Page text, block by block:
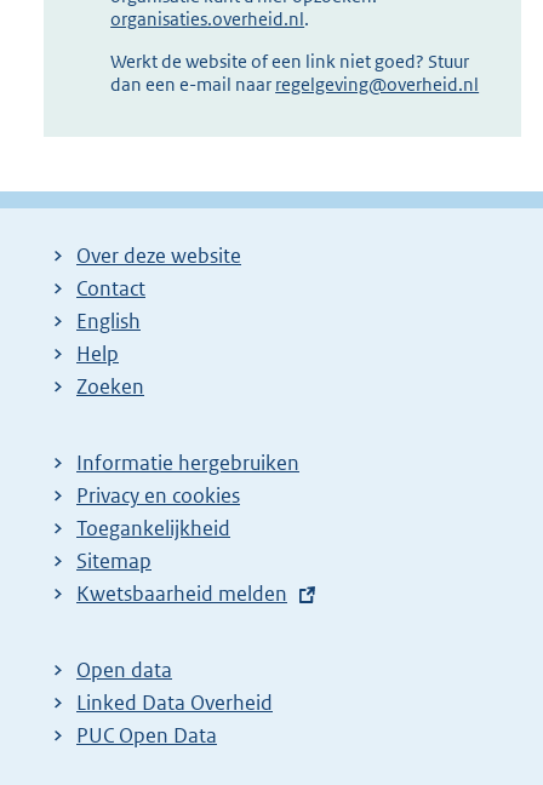
organisaties.overheid.nl.
Werkt de website of een link niet goed? Stuur
dan een e-mail naar regelgeving@overheid.nl
Over deze website
Contact
English
Help
Zoeken
Informatie hergebruiken
Privacy en cookies
Toegankelijkheid
Sitemap
E
t
e
r
Kwetsbaarheid melden
Open data
Linked Data Overheid
PUC Open Data